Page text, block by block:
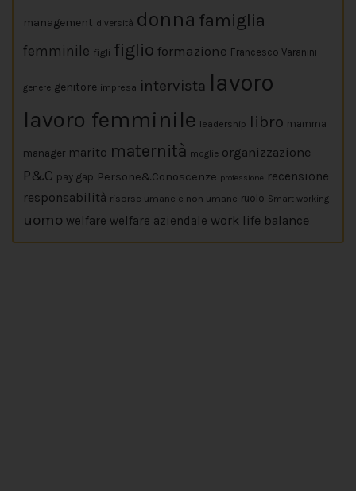
management diversità donna famiglia
femminile figli figlio formazione Francesco Varanini
genere genitore impresa intervista lavoro
lavoro femminile leadership libro mamma
manager marito maternità moglie organizzazione
P&C pay gap Persone&Conoscenze professione recensione
responsabilità risorse umane e non umane ruolo Smart working
uomo welfare welfare aziendale work life balance